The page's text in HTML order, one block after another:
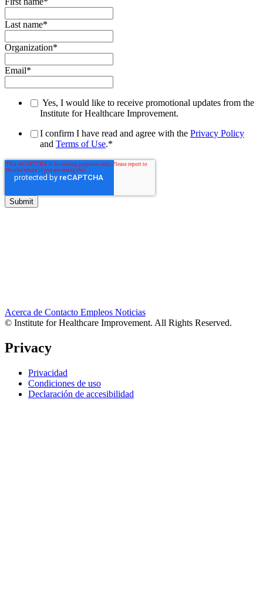
Last name*
Organization*
Email*
Yes, I would like to receive promotional updates from the
Institute for Healthcare Improvement.
I confirm I have read and agree with the Privacy Policy
and Terms of Use.*
Acerca de Contacto Empleos Noticias
© Institute for Healthcare Improvement. All Rights Reserved.
Privacy
Privacidad
Condiciones de uso
Declaración de accesibilidad